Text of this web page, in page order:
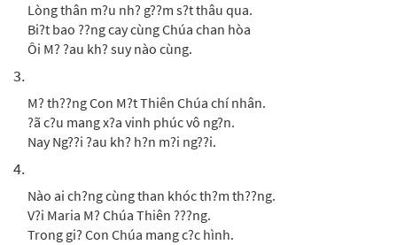
Lòng thân m?u nh? g??m s?t thâu qua.
Bi?t bao ??ng cay cùng Chúa chan hòa
Ôi M? ?au kh? suy nào cùng.
3.
M? th??ng Con M?t Thiên Chúa chí nhân.
?ã c?u mang x?a vinh phúc vô ng?n.
Nay Ng??i ?au kh? h?n m?i ng??i.
4.
Nào ai ch?ng cùng than khóc th?m th??ng.
V?i Maria M? Chúa Thiên ???ng.
Trong gi? Con Chúa mang c?c hình.